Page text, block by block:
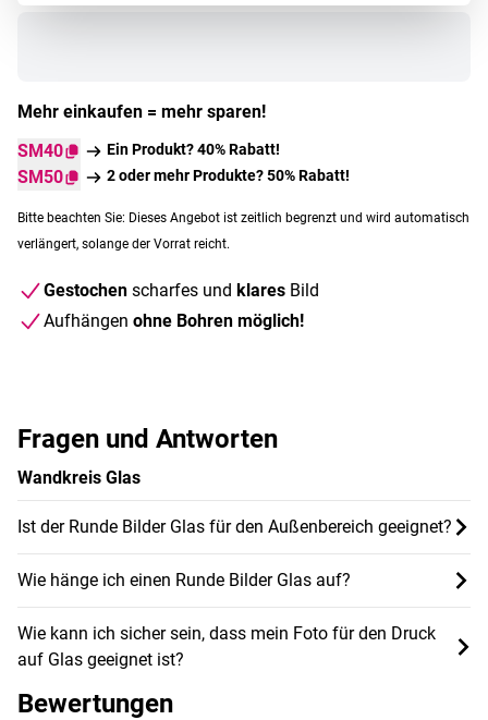
Mehr einkaufen = mehr sparen!
SM40
Ein Produkt? 40% Rabatt!
SM50 2 oder mehr Produkte? 50% Rabatt!
Bitte beachten Sie: Dieses Angebot ist zeitlich begrenzt und wird automatisch
verlängert, solange der Vorrat reicht.
Gestochen scharfes und klares Bild
Aufhängen ohne Bohren möglich!
Fragen und Antworten
Wandkreis Glas
Ist der Runde Bilder Glas für den Außenbereich geeignet?
Wie hänge ich einen Runde Bilder Glas auf?
Wie kann ich sicher sein, dass mein Foto für den Druck
auf Glas geeignet ist?
Bewertungen